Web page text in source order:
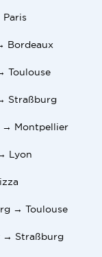
Bordeaux
Toulouse
Straßburg
→ Montpellier
Lyon
→ Toulouse
→ Straßburg